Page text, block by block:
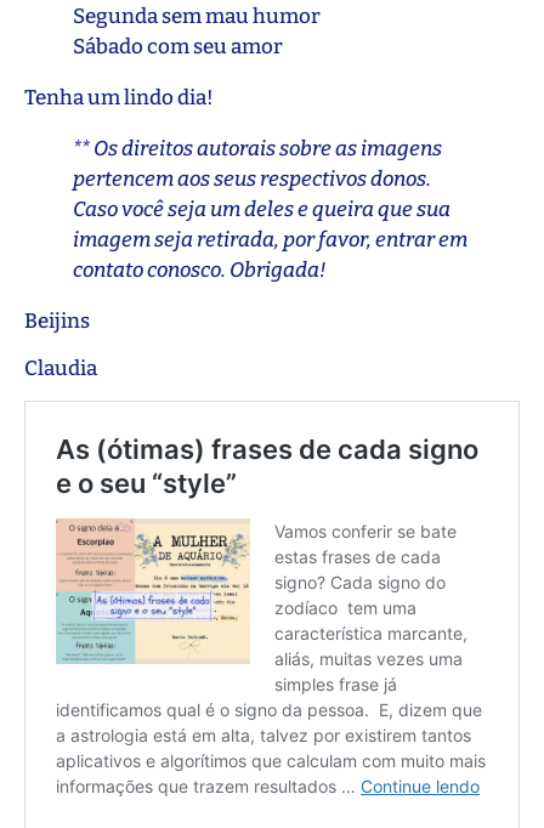
Segunda sem mau humor
Sábado com seu amor
Tenha um lindo dia!
** Os direitos autorais sobre as imagens
pertencem aos seus respectivos donos.
Caso você seja um deles e queira que sua
imagem seja retirada, por favor, entrar em
contato conosco. Obrigada!
Beijins
Claudia